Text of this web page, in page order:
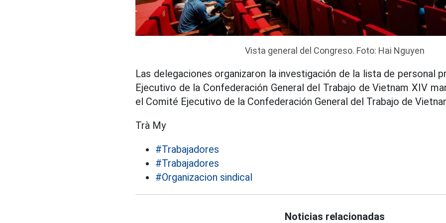
Vista general del Congreso. Foto: Hai Nguyen
Las delegaciones organizaron la investigación de la lista de personal
Ejecutivo de la Confederación General del Trabajo de Vietnam XIV
el Comité Ejecutivo de la Confederación General del Trabajo de
Trà My
#Trabajadores
#Trabajadores
#Organizacion sindical
Noticias relacionadas